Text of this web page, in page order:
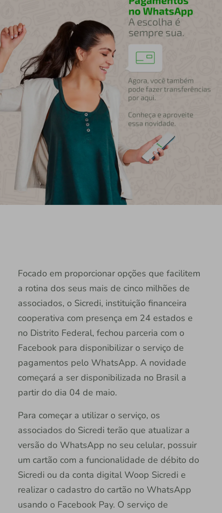
Focado em proporcionar opções que facilitem
a rotina dos seus mais de cinco milhões de
associados, o Sicredi, instituição financeira
cooperativa com presença em 24 estados e
no Distrito Federal, fechou parceria com o
Facebook para disponibilizar o serviço de
pagamentos pelo WhatsApp. A novidade
começará a ser disponibilizada no Brasil a
partir do dia 04 de maio.
Para começar a utilizar o serviço, os
associados do Sicredi terão que atualizar a
versão do WhatsApp no seu celular, possuir
um cartão com a funcionalidade de débito do
Sicredi ou da conta digital Woop Sicredi e
realizar o cadastro do cartão no WhatsApp
usando o Facebook Pay. O serviço de